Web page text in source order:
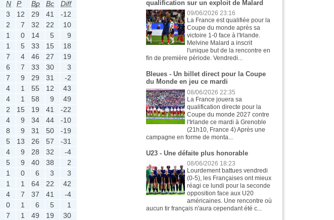
N P Bp Bc
Diff
3 12 29 41
-12
2 7 32 22
10
1 0 14 5
9
1 5 33 15
18
7 4 46 27
19
6 7 33 30
3
7 9 29 31
-2
4 1 55 12
43
4 1 58 9
49
2 15 19 41
-22
4 9 34 44
-10
8 9 31 50
-19
5 13 26 57
-31
4 9 28 32
-4
5 9 40 38
2
1 0 6 3
3
1 1 64 22
42
4 7 37 41
-4
0 1 6 5
1
7 1 49 19
30
qualification sur un exploit de Malard
09/06/2026 23:16
La France est qualifiée pour la
Coupe du monde après sa
victoire 1-0 face à l'Irlande.
Melvine Malard a inscrit
l'unique but de la rencontre en
fin de première période. Vendredi...
Bleues - Un billet direct pour la Coupe
du Monde en jeu ce mardi
08/06/2026 22:35
La France jouera sa
qualification directe pour la
Coupe du monde 2027 contre
l'Irlande ce mardi à Grenoble
(21h10, France 4) Après une
campagne en forme de monta...
U23 - Une défaite plus honorable
08/06/2026 18:23
Lourdement battues vendredi
(0-5), les Françaises ont mieux
réagi ce lundi pour la seconde
opposition face aux U20
américaines. Une rencontre où
aucun tir français n'aura cependant été c...